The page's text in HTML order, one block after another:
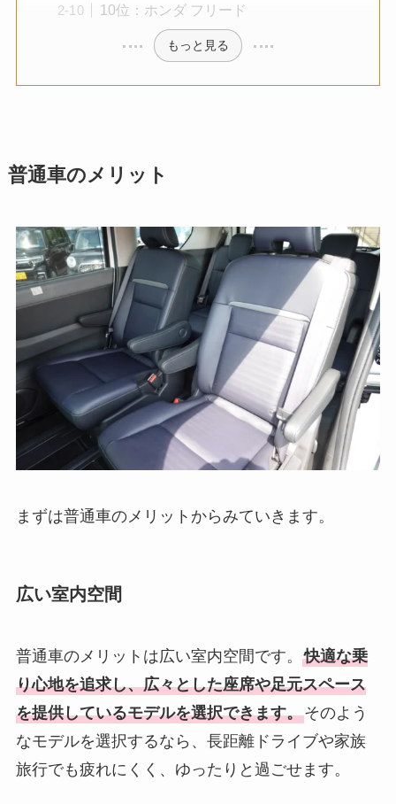
10位：ホンダ フリード
もっと見る
普通車のメリット
まずは普通車のメリットからみていきます。
広い室内空間
普通車のメリットは広い室内空間です。 快適な乗
り心地を追求し、広々とした座席や足元スペース
を提供しているモデルを選択できます。そのよう
なモデルを選択するなら、長距離ドライブや家族
旅行でも疲れにくく、ゆったりと過ごせます。